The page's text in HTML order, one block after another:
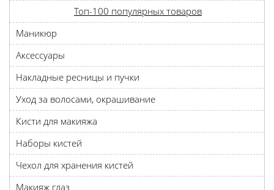
Топ-100 популярных товаров
Маникюр
Аксессуары
Накладные ресницы и пучки
Уход за волосами, окрашивание
Кисти для макияжа
Наборы кистей
Чехол для хранения кистей
Макияж глаз